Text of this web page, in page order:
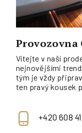
Provozovna
Vítejte v naší
nejnovějšími
tým je vždy
ten pravý kousek
+420 608